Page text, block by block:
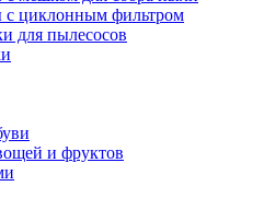
с циклонным фильтром
для пылесосов
и фруктов